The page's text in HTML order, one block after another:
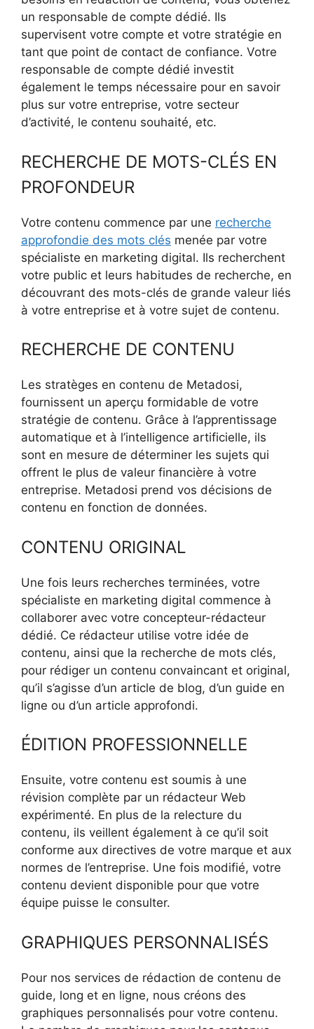
un responsable de compte dédié. Ils
supervisent votre compte et votre stratégie en
tant que point de contact de confiance. Votre
responsable de compte dédié investit
également le temps nécessaire pour en savoir
plus sur votre entreprise, votre secteur
d’activité, le contenu souhaité, etc.
RECHERCHE DE MOTS-CLÉS EN
PROFONDEUR
Votre contenu commence par une recherche
approfondie des mots clés menée par votre
spécialiste en marketing digital. Ils recherchent
votre public et leurs habitudes de recherche, en
découvrant des mots-clés de grande valeur liés
à votre entreprise et à votre sujet de contenu.
RECHERCHE DE CONTENU
Les stratèges en contenu de Metadosi,
fournissent un aperçu formidable de votre
stratégie de contenu. Grâce à l’apprentissage
automatique et à l’intelligence artificielle, ils
sont en mesure de déterminer les sujets qui
offrent le plus de valeur financière à votre
entreprise. Metadosi prend vos décisions de
contenu en fonction de données.
CONTENU ORIGINAL
Une fois leurs recherches terminées, votre
spécialiste en marketing digital commence à
collaborer avec votre concepteur-rédacteur
dédié. Ce rédacteur utilise votre idée de
contenu, ainsi que la recherche de mots clés,
pour rédiger un contenu convaincant et original,
qu’il s’agisse d’un article de blog, d’un guide en
ligne ou d’un article approfondi.
ÉDITION PROFESSIONNELLE
Ensuite, votre contenu est soumis à une
révision complète par un rédacteur Web
expérimenté. En plus de la relecture du
contenu, ils veillent également à ce qu’il soit
conforme aux directives de votre marque et aux
normes de l’entreprise. Une fois modifié, votre
contenu devient disponible pour que votre
équipe puisse le consulter.
GRAPHIQUES PERSONNALISÉS
Pour nos services de rédaction de contenu de
guide, long et en ligne, nous créons des
graphiques personnalisés pour votre contenu.